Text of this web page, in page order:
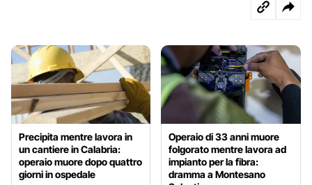
Precipita mentre lavora in
un cantiere in Calabria:
operaio muore dopo quattro
giorni in ospedale
Operaio di 33 anni muore
folgorato mentre lavora ad
impianto per la fibra:
dramma a Montesano